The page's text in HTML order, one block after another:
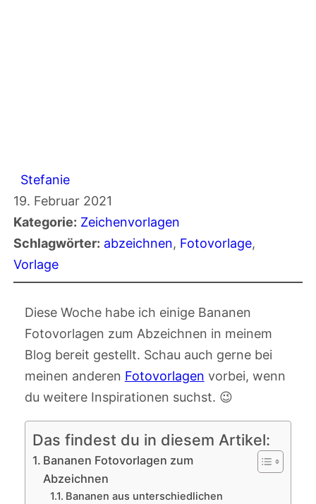
Stefanie
19. Februar 2021
Kategorie: Zeichenvorlagen
Schlagwörter: abzeichnen, Fotovorlage
Vorlage
Diese Woche habe ich einige Bananen
Fotovorlagen zum Abzeichnen in meinem
Blog bereit gestellt. Schau auch gerne bei
meinen anderen Fotovorlagen vorbei, wenn
du weitere Inspirationen suchst. 😉
Das findest du in diesem Artikel:
Bananen Fotovorlagen zum
Abzeichnen
Bananen aus unterschiedlichen